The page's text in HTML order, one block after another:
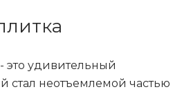
это удивительный
стал неотъемлемой частью